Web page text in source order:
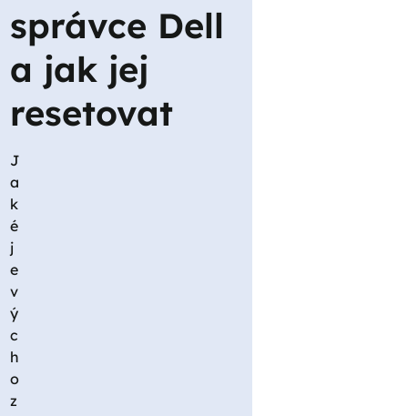
správce Dell
a jak jej
resetovat
J
a
k
é
j
e
v
ý
c
h
o
z